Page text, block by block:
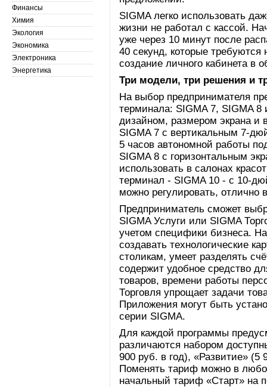
SIGMA легко использовать
жизни не работал с кассой.
уже через 10 минут после
40 секунд, которые требуются
создание личного кабинета в
Три модели, три решения и
На выбор предпринимателя
терминала: SIGMA 7, SIGMA
дизайном, размером экрана и
SIGMA 7 c вертикальным 7-
5 часов автономной работы
SIGMA 8 с горизонтальным
использовать в салонах
терминал - SIGMA 10 - с 10-
можно регулировать, отлично
Предприниматель сможет
SIGMA Услуги или SIGMA
учетом специфики бизнеса.
создавать технологические
столикам, умеет разделять
содержит удобное средство
товаров, времени работы
Торговля упрощает задачи
Приложения могут быть
серии SIGMA.
Для каждой программы
различаются набором
900 руб. в год), «Развитие» (5
Поменять тариф можно в
начальный тариф «Старт» на
Финансы
Химия
Экология
Экономика
Электроника
Энергетика